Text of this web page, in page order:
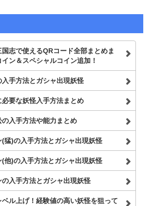
国志で使えるQRコード全部まとめま
ン＆スペシャルコイン追加！
手方法とガシャ出現妖怪
必要な妖怪入手方法まとめ
入手方法や能力まとめ
猛)の入手方法とガシャ出現妖怪
他)の入手方法とガシャ出現妖怪
の入手方法とガシャ出現妖怪
ル上げ！経験値の高い妖怪を狙って